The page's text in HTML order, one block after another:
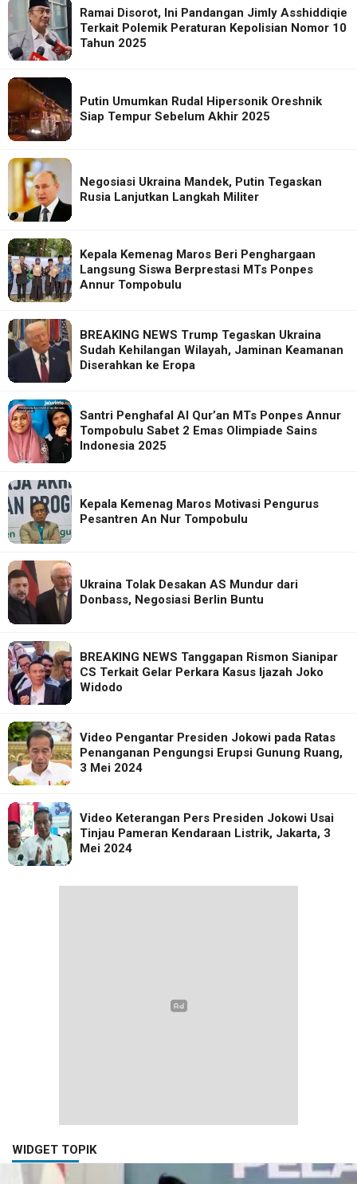
Ramai Disorot, Ini Pandangan Jimly Asshiddiqie
Terkait Polemik Peraturan Kepolisian Nomor 10
Tahun 2025
Putin Umumkan Rudal Hipersonik Oreshnik
Siap Tempur Sebelum Akhir 2025
Negosiasi Ukraina Mandek, Putin Tegaskan
Rusia Lanjutkan Langkah Militer
Kepala Kemenag Maros Beri Penghargaan
Langsung Siswa Berprestasi MTs Ponpes
Annur Tompobulu
BREAKING NEWS Trump Tegaskan Ukraina
Sudah Kehilangan Wilayah, Jaminan Keamanan
Diserahkan ke Eropa
Santri Penghafal Al Qur’an MTs Ponpes Annur
Tompobulu Sabet 2 Emas Olimpiade Sains
Indonesia 2025
Kepala Kemenag Maros Motivasi Pengurus
Pesantren An Nur Tompobulu
Ukraina Tolak Desakan AS Mundur dari
Donbass, Negosiasi Berlin Buntu
BREAKING NEWS Tanggapan Rismon Sianipar
CS Terkait Gelar Perkara Kasus Ijazah Joko
Widodo
Video Pengantar Presiden Jokowi pada Ratas
Penanganan Pengungsi Erupsi Gunung Ruang,
3 Mei 2024
Video Keterangan Pers Presiden Jokowi Usai
Tinjau Pameran Kendaraan Listrik, Jakarta, 3
Mei 2024
WIDGET TOPIK